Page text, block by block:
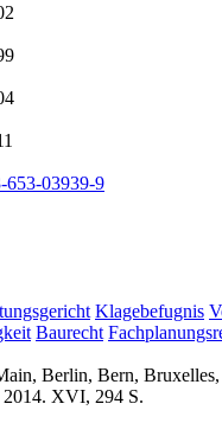
653-03939-9
Klagebefugnis
Baurecht
Berlin, Bern,
XVI, 294 S.